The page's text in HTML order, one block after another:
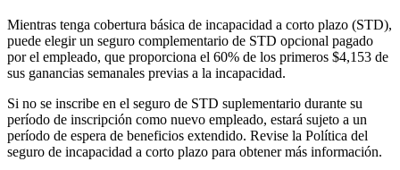
Mientras tenga cobertura básica de incapacidad a corto plazo (STD),
puede elegir un seguro complementario de STD opcional pagado
por el empleado, que proporciona el 60% de los primeros $4,153 de
sus ganancias semanales previas a la incapacidad.
Si no se inscribe en el seguro de STD suplementario durante su
período de inscripción como nuevo empleado, estará sujeto a un
período de espera de beneficios extendido. Revise la Política del
seguro de incapacidad a corto plazo para obtener más información.